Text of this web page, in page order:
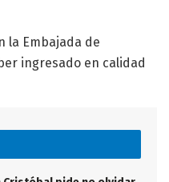
la Embajada de
ingresado en calidad